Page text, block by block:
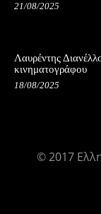
21/08/2025
Λαυρέντης
κινηματογράφου
18/08/2025
© 2017